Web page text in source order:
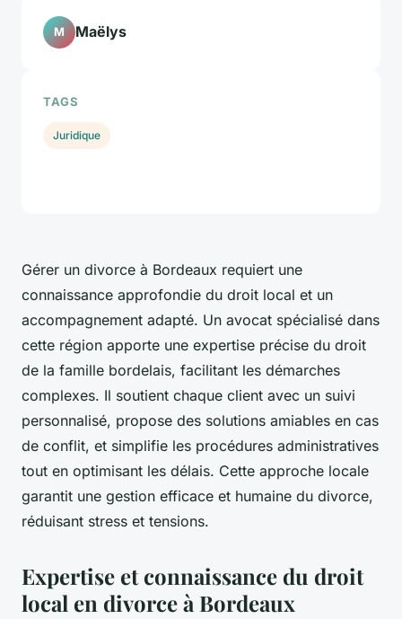
Gérer un divorce à Bordeaux requiert une
connaissance approfondie du droit local et un
accompagnement adapté. Un avocat spécialisé dans
cette région apporte une expertise précise du droit
de la famille bordelais, facilitant les démarches
complexes. Il soutient chaque client avec un suivi
personnalisé, propose des solutions amiables en cas
de conflit, et simplifie les procédures administratives
tout en optimisant les délais. Cette approche locale
garantit une gestion efficace et humaine du divorce,
réduisant stress et tensions.
Expertise et connaissance du droit
local en divorce à Bordeaux
M Maëlys
TAGS
Juridique